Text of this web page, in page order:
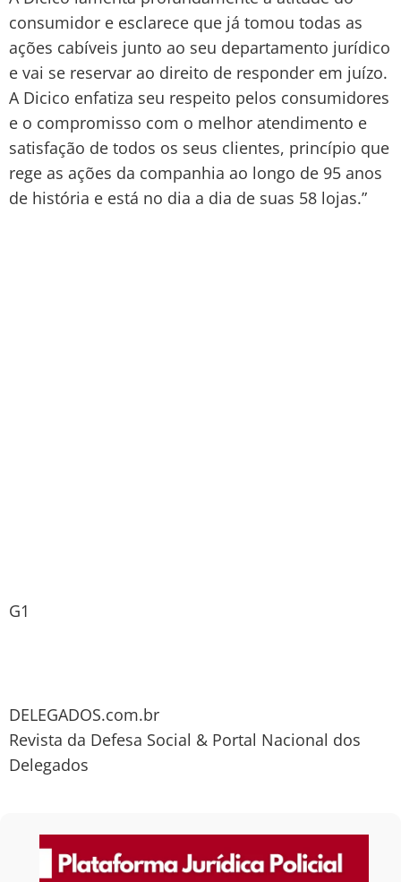
consumidor e esclarece que já tomou todas as
ações cabíveis junto ao seu departamento jurídico
e vai se reservar ao direito de responder em juízo.
A Dicico enfatiza seu respeito pelos consumidores
e o compromisso com o melhor atendimento e
satisfação de todos os seus clientes, princípio que
rege as ações da companhia ao longo de 95 anos
de história e está no dia a dia de suas 58 lojas.”
G1
DELEGADOS.com.br
Revista da Defesa Social & Portal Nacional dos
Delegados